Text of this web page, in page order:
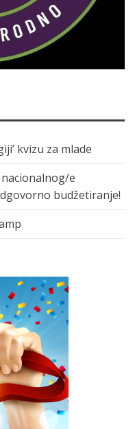
kvizu za mlade
e
budžetiranje!